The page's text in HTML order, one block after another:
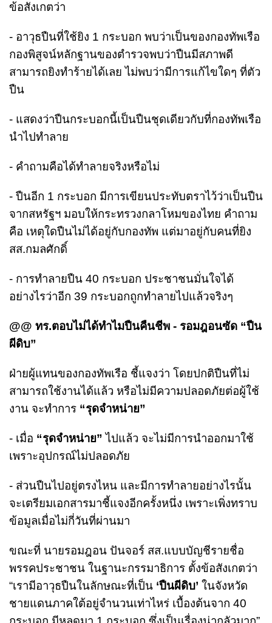
ข้อสังเกตว่า
- อาวุธปืนที่ใช้ยิง 1 กระบอก พบว่าเป็นของกองทัพเรือ
กองพิสูจน์หลักฐานของตำรวจพบว่าปืนมีสภาพดี
สามารถยิงทำร้ายได้เลย ไม่พบว่ามีการแก้ไขใดๆ ที่ตัว
ปืน
- แสดงว่าปืนกระบอกนี้เป็นปืนชุดเดียวกับที่กองทัพเรือ
นำไปทำลาย
- คำถามคือได้ทำลายจริงหรือไม่
- ปืนอีก 1 กระบอก มีการเขียนประทับตราไว้ว่าเป็นปืน
จากสหรัฐฯ มอบให้กระทรวงกลาโหมของไทย คำถาม
คือ เหตุใดปืนไม่ได้อยู่กับกองทัพ แต่มาอยู่กับคนที่ยิง
สส.กมลศักดิ์
- การทำลายปืน 40 กระบอก ประชาชนมั่นใจได้
อย่างไรว่าอีก 39 กระบอกถูกทำลายไปแล้วจริงๆ
@@ ทร.ตอบไม่ได้ทำไมปืนคืนชีพ - รอมฎอนซัด “ปืน
ผีดิบ”
ฝ่ายผู้แทนของกองทัพเรือ ชี้แจงว่า โดยปกติปืนที่ไม่
สามารถใช้งานได้แล้ว หรือไม่มีความปลอดภัยต่อผู้ใช้
งาน จะทำการ “รุดจำหน่าย”
- เมื่อ “รุดจำหน่าย” ไปแล้ว จะไม่มีการนำออกมาใช้
เพราะอุปกรณ์ไม่ปลอดภัย
- ส่วนปืนไปอยู่ตรงไหน และมีการทำลายอย่างไรนั้น
จะเตรียมเอกสารมาชี้แจงอีกครั้งหนึ่ง เพราะเพิ่งทราบ
ข้อมูลเมื่อไม่กี่วันที่ผ่านมา
ขณะที่ นายรอมฎอน ปันจอร์ สส.แบบบัญชีรายชื่อ
พรรคประชาชน ในฐานะกรรมาธิการ ตั้งข้อสังเกตว่า
“เรามีอาวุธปืนในลักษณะที่เป็น ‘ปืนผีดิบ’ ในจังหวัด
ชายแดนภาคใต้อยู่จำนวนเท่าไหร่ เบื้องต้นจาก 40